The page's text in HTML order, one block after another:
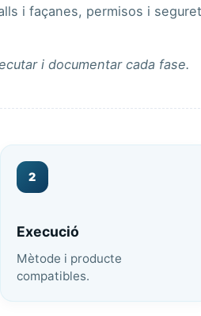
i façanes, permisos i
i documentar cada fase.
2
Execució
Mètode i producte
compatibles.